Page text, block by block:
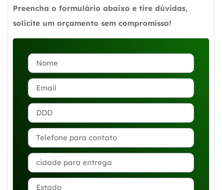
Preencha o formulário abaixo e tire dúvidas,
solicite um orçamento sem compromisso!